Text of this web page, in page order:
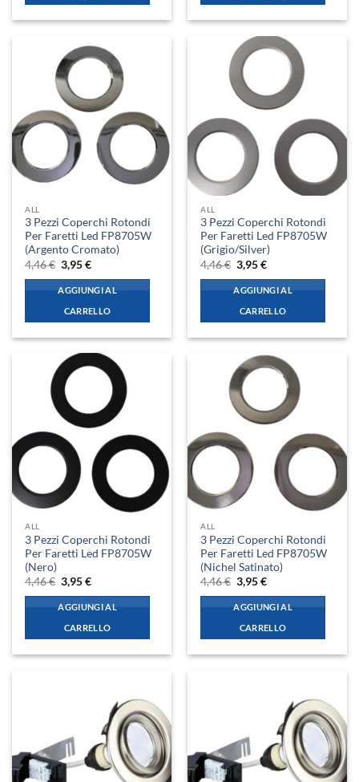
ALL
3 Pezzi Coperchi Rotondi
Per Faretti Led FP8705W
(Argento Cromato)
4,46€ Il
prezzo
originale
era:
4,46 €.
3,95€Il
attuale
è:
3,95 €.
AGGIUNGI AL
CARRELLO
ALL
3 Pezzi Coperchi Rotondi
Per Faretti Led FP8705W
(Grigio/Silver)
4,46€ Il
prezzo
originale
era:
4,46 €.
3,95€Il
attuale
è:
3,95 €.
AGGIUNGI AL
CARRELLO
ALL
3 Pezzi Coperchi Rotondi
Per Faretti Led FP8705W
(Nero)
4,46€ Il
prezzo
originale
era:
4,46 €.
3,95€Il
attuale
è:
3,95 €.
AGGIUNGI AL
CARRELLO
ALL
3 Pezzi Coperchi Rotondi
Per Faretti Led FP8705W
(Nichel Satinato)
4,46€ Il
prezzo
originale
era:
4,46 €.
3,95€Il
attuale
è:
3,95 €.
AGGIUNGI AL
CARRELLO